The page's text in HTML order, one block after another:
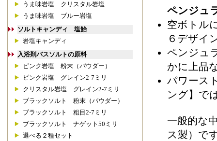
うま味岩塩 クリスタル岩塩
うま味岩塩 ブルー岩塩
ソルトキャンディ 塩飴
岩塩キャンディ
入浴剤バスソルトの原料
ピンク岩塩 粉末（パウダー）
ピンク岩塩 グレイン2-7ミリ
クリスタル岩塩 グレイン2-7ミリ
ブラックソルト 粉末（パウダー）
ブラックソルト 粗目2-7ミリ
ブラックソルト ナゲット50ミリ
選べる２種セット
ペンジュ
空ボトル
６デザイ
ペンジュ
かに上品
パワース
ング】で
一般的な
ス製）で